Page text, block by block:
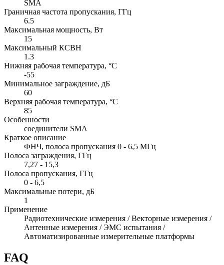
SMA
Граничная частота пропускания, ГГц
6.5
Максимальная мощность, Вт
15
Максимальный КСВН
1.3
Нижняя рабочая температура, °C
-55
Минимальное заграждение, дБ
60
Верхняя рабочая температура, °C
85
Особенности
соединители SMA
Краткое описание
ФНЧ, полоса пропускания 0 - 6,5 МГц
Полоса заграждения, ГГц
7,27 - 15,3
Полоса пропускания, ГГц
0 - 6,5
Максимальные потери, дБ
1
Применение
Радиотехнические измерения / Векторные измерения /
Антенные измерения / ЭМС испытания /
Автоматизированные измерительные платформы
FAQ